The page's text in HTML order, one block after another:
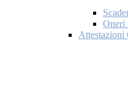
Oneri
Attestazioni